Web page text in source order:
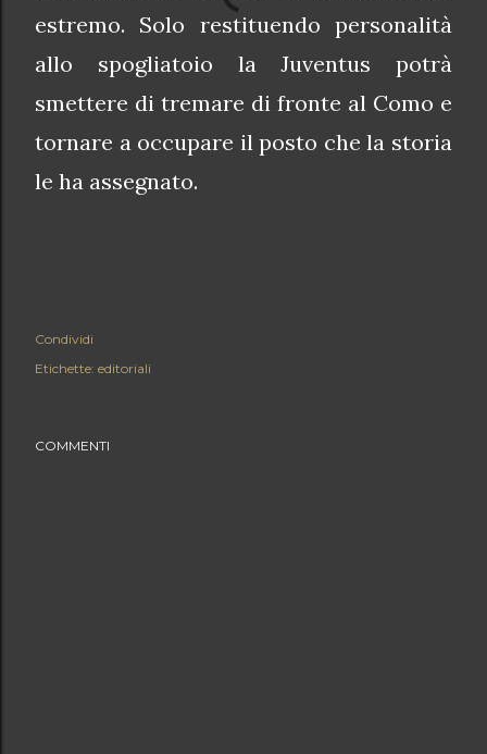
estremo. Solo restituendo personalità
allo spogliatoio la Juventus potrà
smettere di tremare di fronte al Como e
tornare a occupare il posto che la storia
le ha assegnato.
Condividi
Etichette: editoriali
COMMENTI